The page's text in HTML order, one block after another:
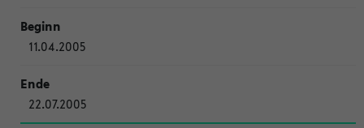
11.04.2005
22.07.2005